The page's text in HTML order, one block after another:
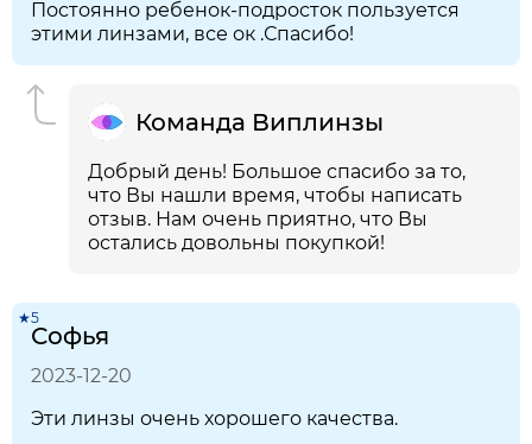
Постоянно ребенок-подросток пользуется
этими линзами, все ок .Спасибо!
Команда Виплинзы
Добрый день! Большое спасибо за то,
что Вы нашли время, чтобы написать
отзыв. Нам очень приятно, что Вы
остались довольны покупкой!
★5
Софья
2023-12-20
Эти линзы очень хорошего качества.